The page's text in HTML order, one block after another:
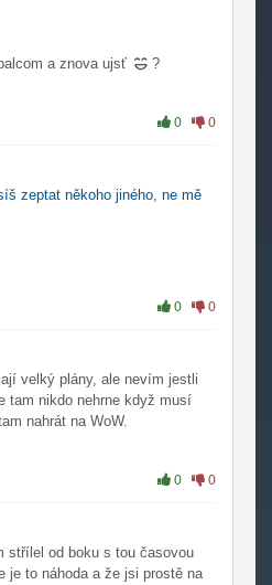
a znova ujsť ?
0 0
zeptat někoho jiného, ne mě
0 0
velký plány, ale nevím jestli
tam nikdo nehrne když musí
nahrát na WoW.
0 0
střílel od boku s tou časovou
je to náhoda a že jsi prostě na